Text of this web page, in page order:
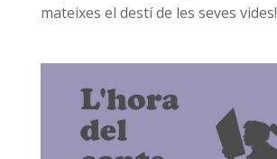
mateixes el destí de les seves vides!